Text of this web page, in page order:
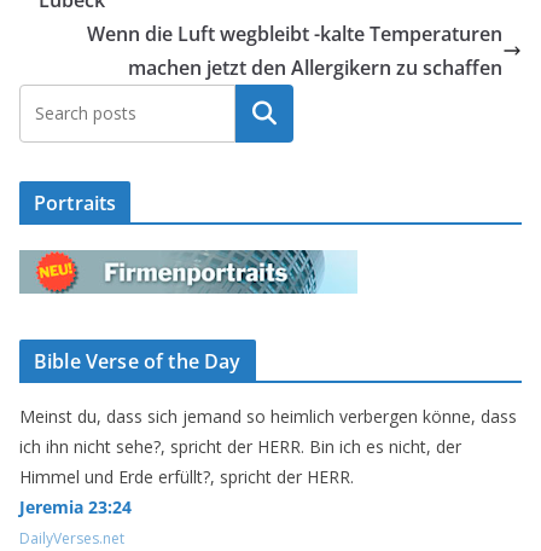
Wenn die Luft wegbleibt -kalte Temperaturen
machen jetzt den Allergikern zu schaffen
Suchen
Portraits
Bible Verse of the Day
Meinst du, dass sich jemand so heimlich verbergen könne, dass
ich ihn nicht sehe?, spricht der HERR. Bin ich es nicht, der
Himmel und Erde erfüllt?, spricht der HERR.
Jeremia 23:24
DailyVerses.net